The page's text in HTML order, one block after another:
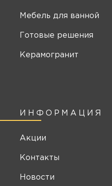
ИНФОРМАЦИЯ
Акции
Контакты
Новости
Мебель для ванной
Готовые решения
Керамогранит